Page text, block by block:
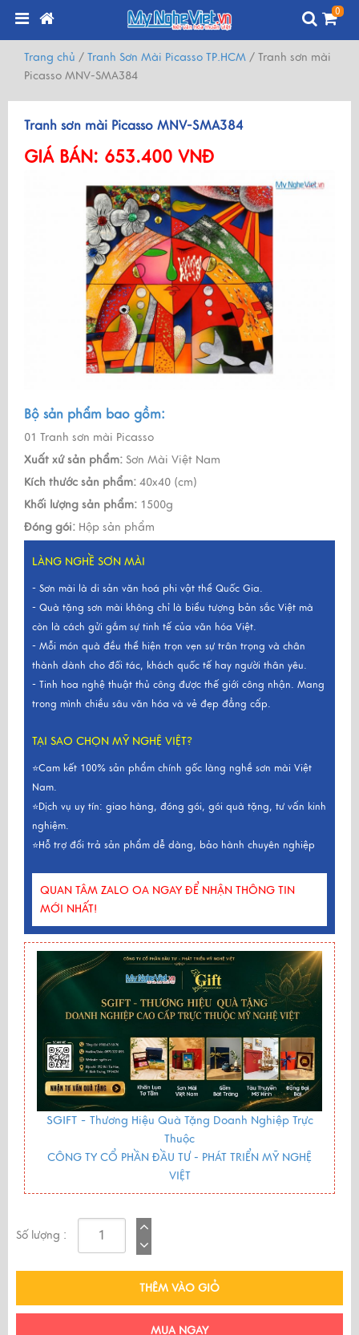
0
Trang chủ / Tranh Sơn Mài Picasso TP.HCM / Tranh sơn mài
Picasso MNV-SMA384
Tranh sơn mài Picasso MNV-SMA384
GIÁ BÁN: 653.400 VNĐ
Bộ sản phẩm bao gồm:
01 Tranh sơn mài Picasso
Xuất xứ sản phẩm: Sơn Mài Việt Nam
Kích thước sản phẩm: 40x40 (cm)
Khối lượng sản phẩm: 1500g
Đóng gói: Hộp sản phẩm
LÀNG NGHỀ SƠN MÀI
- Sơn mài là di sản văn hoá phi vật thể Quốc Gia.
- Quà tặng sơn mài không chỉ là biểu tượng bản sắc Việt mà
còn là cách gửi gắm sự tinh tế của văn hóa Việt.
- Mỗi món quà đều thể hiện trọn vẹn sự trân trọng và chân
thành dành cho đối tác, khách quốc tế hay người thân yêu.
- Tinh hoa nghệ thuật thủ công được thế giới công nhận. Mang
trong mình chiều sâu văn hóa và vẻ đẹp đẳng cấp.
TẠI SAO CHỌN MỸ NGHỆ VIỆT?
⭐Cam kết 100% sản phẩm chính gốc làng nghề sơn mài Việt
Nam.
⭐Dịch vụ uy tín: giao hàng, đóng gói, gói quà tặng, tư vấn kinh
nghiệm.
⭐Hỗ trợ đổi trả sản phẩm dễ dàng, bảo hành chuyên nghiệp
QUAN TÂM ZALO OA NGAY ĐỂ NHẬN THÔNG TIN
MỚI NHẤT!
SGIFT - Thương Hiệu Quà Tặng Doanh Nghiệp Trực
Thuộc
CÔNG TY CỔ PHẦN ĐẦU TƯ - PHÁT TRIỂN MỸ NGHỆ
VIỆT
Số lượng :
THÊM VÀO GIỎ
MUA NGAY